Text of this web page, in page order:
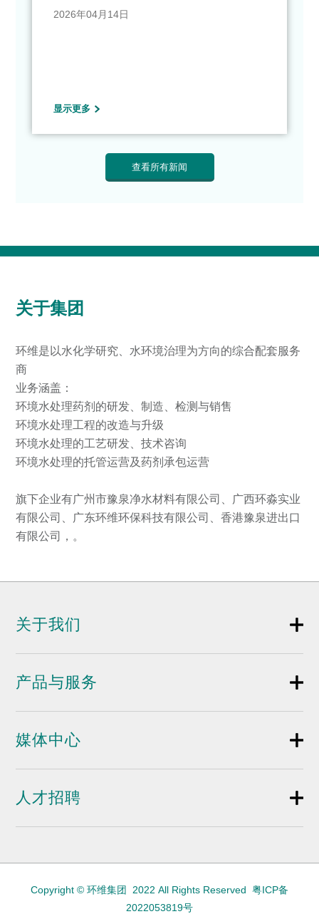
2026年04月14日
显示更多
查看所有新闻
关于集团
环维是以水化学研究、水环境治理为方向的综合配套服务
商
业务涵盖：
环境水处理药剂的研发、制造、检测与销售
环境水处理工程的改造与升级
环境水处理的工艺研发、技术咨询
环境水处理的托管运营及药剂承包运营
旗下企业有广州市豫泉净水材料有限公司、广西环淼实业
有限公司、广东环维环保科技有限公司、香港豫泉进出口
有限公司，。
关于我们
产品与服务
媒体中心
人才招聘
Copyright © 环维集团 2022 All Rights Reserved 粤ICP备
2022053819号